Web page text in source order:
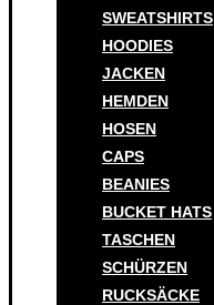
SWEATSHIRTS
HOODIES
JACKEN
HEMDEN
HOSEN
CAPS
BEANIES
BUCKET HATS
TASCHEN
SCHÜRZEN
RUCKSÄCKE